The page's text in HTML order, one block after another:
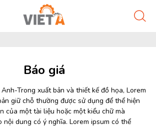
Báo giá
Trong xuất bản và thiết kế đồ họa, Lorem
giữ chỗ thường được sử dụng để thể hiện
của một tài liệu hoặc một kiểu chữ mà
nội dung có ý nghĩa. Lorem ipsum có thể